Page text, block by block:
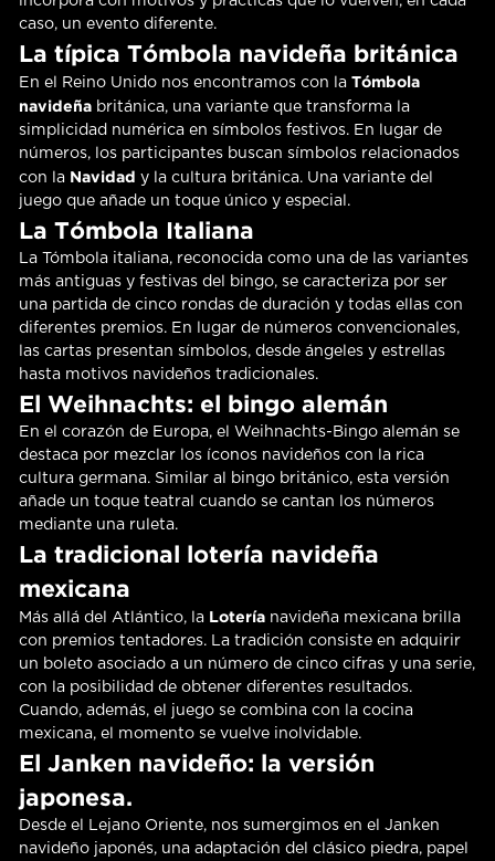
caso, un evento diferente.
La típica Tómbola navideña británica
En el Reino Unido nos encontramos con laTómbola
navideña británica, una variante que transforma la
simplicidad numérica en símbolos festivos. En lugar de
números, los participantes buscan símbolos relacionados
con la Navidad y la cultura británica. Una variante del
juego que añade un toque único y especial.
La Tómbola Italiana
La Tómbola italiana, reconocida como una de las variantes
más antiguas y festivas del bingo, se caracteriza por ser
una partida de cinco rondas de duración y todas ellas con
diferentes premios. En lugar de números convencionales,
las cartas presentan símbolos, desde ángeles y estrellas
hasta motivos navideños tradicionales.
El Weihnachts: el bingo alemán
En el corazón de Europa, el Weihnachts-Bingo alemán se
destaca por mezclar los íconos navideños con la rica
cultura germana. Similar al bingo británico, esta versión
añade un toque teatral cuando se cantan los números
mediante una ruleta.
La tradicional lotería navideña
mexicana
Más allá del Atlántico, la Lotería navideña mexicana brilla
con premios tentadores. La tradición consiste en adquirir
un boleto asociado a un número de cinco cifras y una serie,
con la posibilidad de obtener diferentes resultados.
Cuando, además, el juego se combina con la cocina
mexicana, el momento se vuelve inolvidable.
El Janken navideño: la versión
japonesa.
Desde el Lejano Oriente, nos sumergimos en el Janken
navideño japonés, una adaptación del clásico piedra, papel